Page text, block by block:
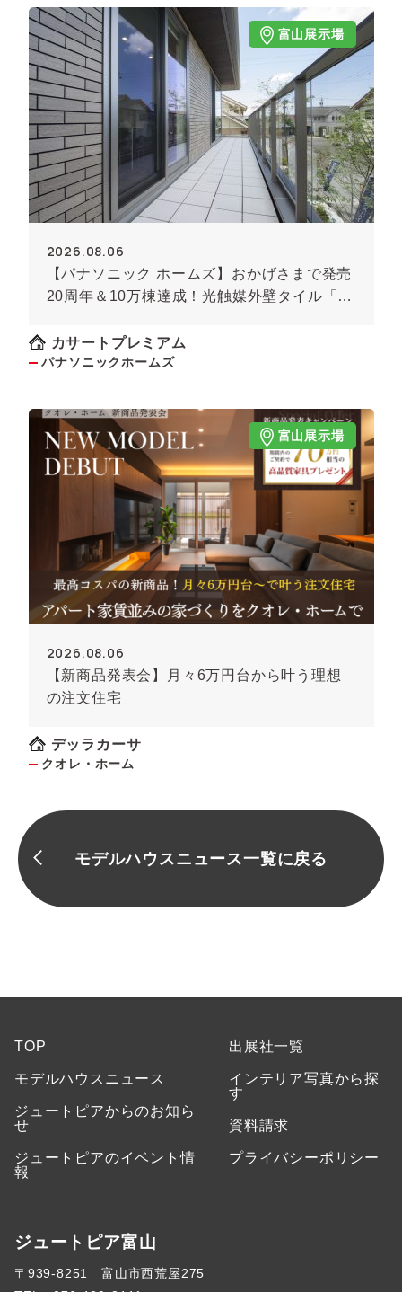
富山展示場
2026.08.06
【パナソニック ホームズ】おかげさまで発売
20周年＆10万棟達成！光触媒外壁タイル「キ
カサートプレミアム
パナソニックホームズ
富山展示場
2026.08.06
【新商品発表会】月々6万円台から叶う理想
の注文住宅
デッラカーサ
クオレ・ホーム
モデルハウスニュース一覧に戻る
TOP
モデルハウスニュース
ジュートピアからのお知ら
せ
ジュートピアのイベント情
報
出展社一覧
インテリア写真から探
す
資料請求
プライバシーポリシー
ジュートピア富山
〒939-8251 富山市西荒屋275